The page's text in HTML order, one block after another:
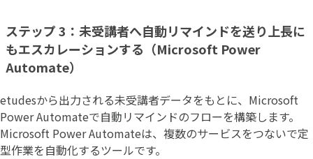
ステップ 3：未受講者へ自動リマインドを送り上長に
もエスカレーションする（Microsoft Power
Automate）
etudesから出力される未受講者データをもとに、Microsoft
Power Automateで自動リマインドのフローを構築します。
Microsoft Power Automateは、複数のサービスをつないで定
型作業を自動化するツールです。